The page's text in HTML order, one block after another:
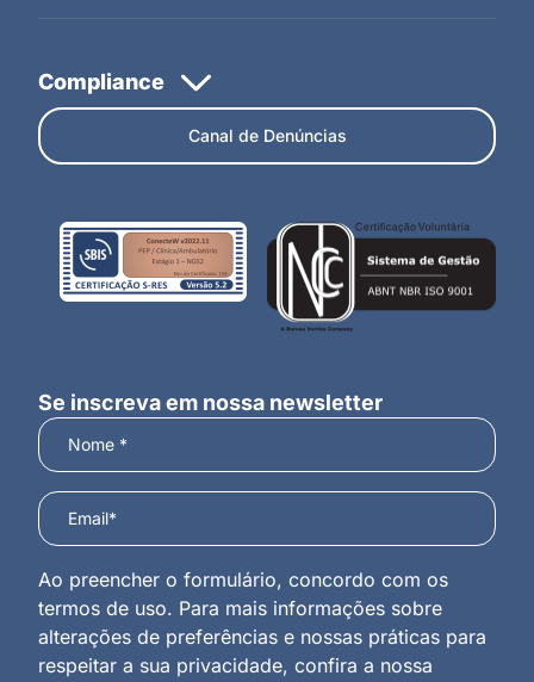
Canal de Denúncias
Se inscreva em nossa newsletter
Ao preencher o formulário, concordo com os
termos de uso. Para mais informações sobre
alterações de preferências e nossas práticas para
respeitar a sua privacidade, confira a nossa